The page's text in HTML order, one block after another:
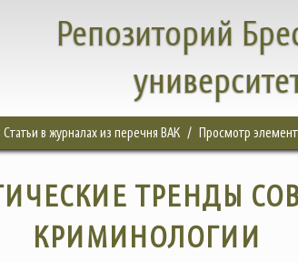
Репозиторий
Статьи в журналах из перечня ВАК Просмотр
ТРЕНДЫ
КРИМИНОЛОГИИ